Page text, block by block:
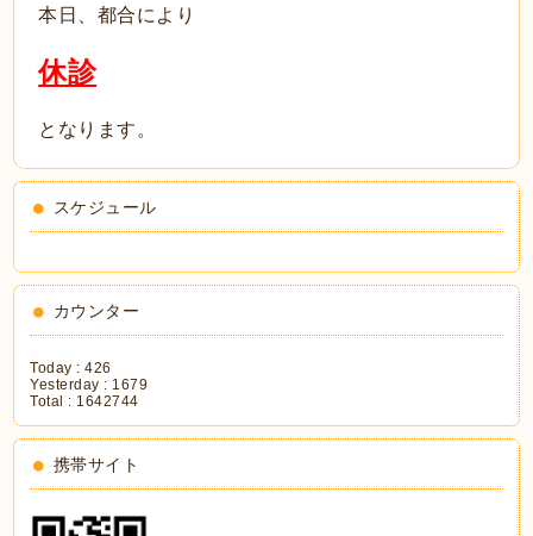
本日、都合により
休診
となります。
スケジュール
カウンター
Today :426
Yesterday : 1679
Total : 1642744
携帯サイト